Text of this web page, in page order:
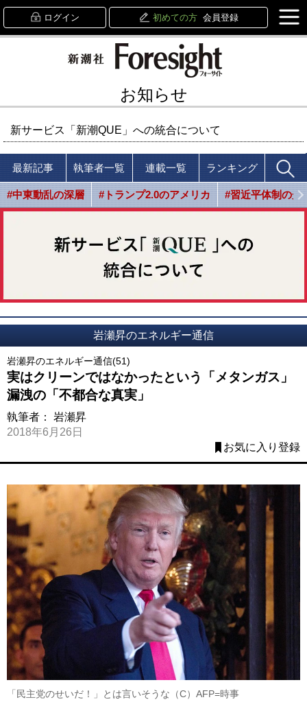
ログイン 初めての方 会員登録
お知らせ
新サービス「新潮QUE」への統合について
最新記事 執筆者一覧 連載一覧 ランキング
#中東動乱の深層 #トランプ2.0のアメリカ #習近平体制の光
岩瀬昇のエネルギー通信
岩瀬昇のエネルギー通信(51)
実はクリーンではなかったという「メタンガス」
漏洩の「不都合な真実」
執筆者： 岩瀬昇
2018年6月26日
お気に入り登録
「民主党のせいだ！」とは言いそうな（C）AFP=時事